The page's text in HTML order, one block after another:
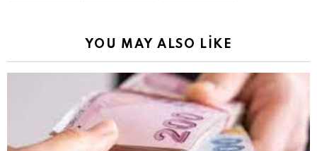
YOU MAY ALSO LIKE